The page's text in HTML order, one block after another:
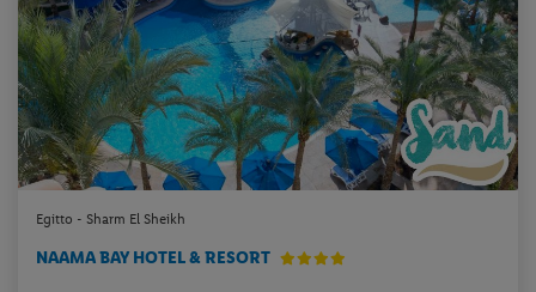
Egitto - Sharm El Sheikh
NAAMA BAY HOTEL & RESORT